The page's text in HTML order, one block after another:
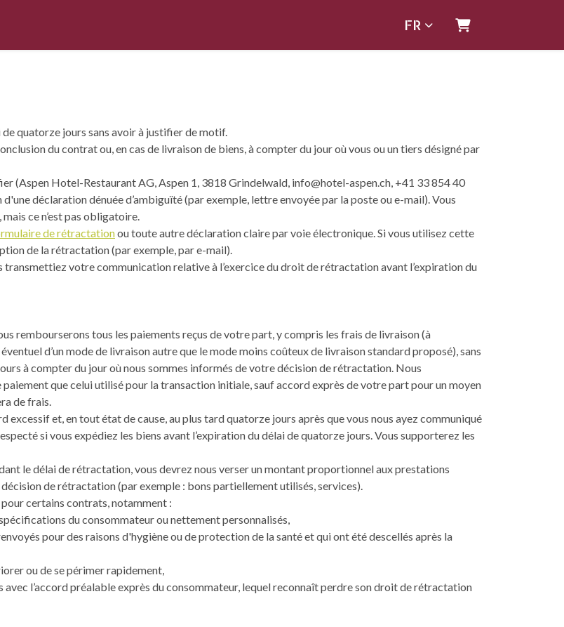
FR Panier
quatorze jours sans avoir à justifier de motif.
du contrat ou, en cas de livraison de biens, à compter du jour où vous ou un tiers désigné par
(Aspen Hotel-Restaurant AG, Aspen 1, 3818 Grindelwald, info@hotel-aspen.ch, +41 33 854 40
déclaration dénuée d’ambiguïté (par exemple, lettre envoyée par la poste ou e-mail). Vous
ce n’est pas obligatoire.
de rétractationou toute autre déclaration claire par voie électronique. Si vous utilisez cette
de la rétractation (par exemple, par e-mail).
votre communication relative à l’exercice du droit de rétractation avant l’expiration du
rembourserons tous les paiements reçus de votre part, y compris les frais de livraison (à
d’un mode de livraison autre que le mode moins coûteux de livraison standard proposé), sans
à compter du jour où nous sommes informés de votre décision de rétractation. Nous
que celui utilisé pour la transaction initiale, sauf accord exprès de votre part pour un moyen
de frais.
excessif et, en tout état de cause, au plus tard quatorze jours après que vous nous ayez communiqué
si vous expédiez les biens avant l’expiration du délai de quatorze jours. Vous supporterez les
le délai de rétractation, vous devrez nous verser un montant proportionnel aux prestations
de rétractation (par exemple : bons partiellement utilisés, services).
certains contrats, notamment :
du consommateur ou nettement personnalisés,
pour des raisons d'hygiène ou de protection de la santé et qui ont été descellés après la
ou de se périmer rapidement,
l’accord préalable exprès du consommateur, lequel reconnaît perdre son droit de rétractation